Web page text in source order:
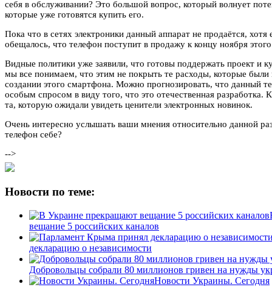
себя в обслуживании? Это большой вопрос, который волнует
которые уже готовятся купить его.
Пока что в сетях электроники данный аппарат не продаётся,
обещалось, что телефон поступит в продажу к концу ноября
Видные политики уже заявили, что готовы поддержать проект и
мы все понимаем, что этим не покрыть те расходы, которые были
создании этого смартфона. Можно прогнозировать, что данный
особым спросом в виду того, что это отечественная разработка.
та, которую ожидали увидеть ценители электронных новинок.
Очень интересно услышать ваши мнения относительно данной
телефон себе?
-->
Новости по теме:
вещание 5 российских каналов
декларацию о независимости
Добровольцы собрали 80 миллионов гривен на нужды
Новости Украины. Сегодня